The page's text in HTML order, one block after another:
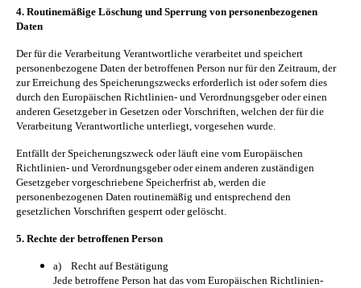
4. Routinemäßige Löschung und Sperrung von personenbezogenen
Daten
Der für die Verarbeitung Verantwortliche verarbeitet und speichert
personenbezogene Daten der betroffenen Person nur für den Zeitraum, der
zur Erreichung des Speicherungszwecks erforderlich ist oder sofern dies
durch den Europäischen Richtlinien- und Verordnungsgeber oder einen
anderen Gesetzgeber in Gesetzen oder Vorschriften, welchen der für die
Verarbeitung Verantwortliche unterliegt, vorgesehen wurde.
Entfällt der Speicherungszweck oder läuft eine vom Europäischen
Richtlinien- und Verordnungsgeber oder einem anderen zuständigen
Gesetzgeber vorgeschriebene Speicherfrist ab, werden die
personenbezogenen Daten routinemäßig und entsprechend den
gesetzlichen Vorschriften gesperrt oder gelöscht.
5. Rechte der betroffenen Person
a) Recht auf Bestätigung
Jede betroffene Person hat das vom Europäischen Richtlinien-